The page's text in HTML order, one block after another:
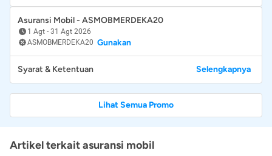
Asuransi Mobil - ASMOBMERDEKA20
1 Agt - 31 Agt 2026
ASMOBMERDEKA20 Gunakan
Syarat & Ketentuan Selengkapnya
Lihat Semua Promo
Artikel terkait asuransi mobil